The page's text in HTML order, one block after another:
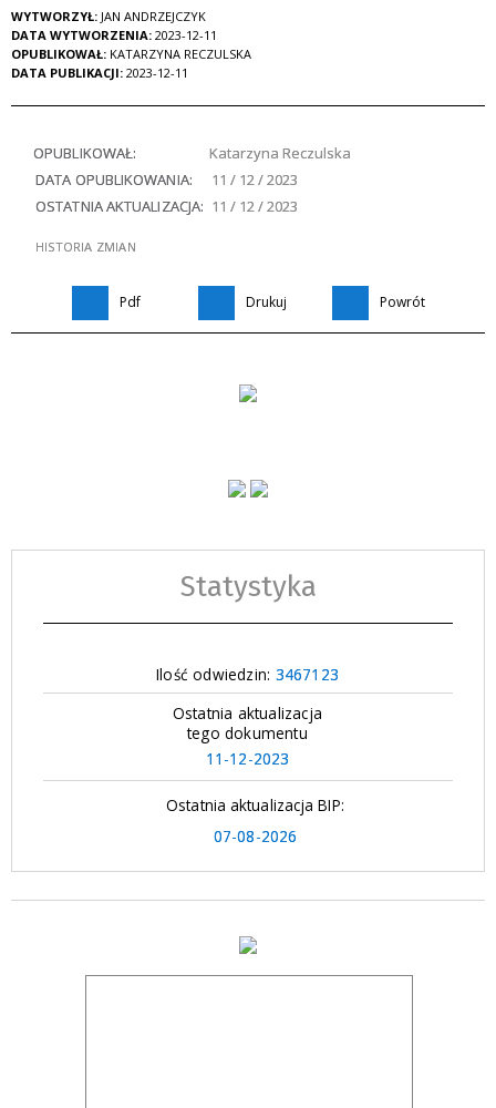
Statystyka
Ilość odwiedzin: 3467123
Ostatnia aktualizacja
tego dokumentu
11-12-2023
Ostatnia aktualizacja BIP:
07-08-2026
WYTWORZYŁ: JAN ANDRZEJCZYK
DATA WYTWORZENIA: 2023-12-11
OPUBLIKOWAŁ: KATARZYNA RECZULSKA
DATA PUBLIKACJI: 2023-12-11
OPUBLIKOWAŁ:
Katarzyna Reczulska
DATA OPUBLIKOWANIA:
11 / 12 / 2023
OSTATNIA AKTUALIZACJA: 11 / 12 / 2023
HISTORIA ZMIAN
Pdf Drukuj Powrót